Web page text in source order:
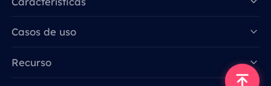
Casos de uso
Recurso